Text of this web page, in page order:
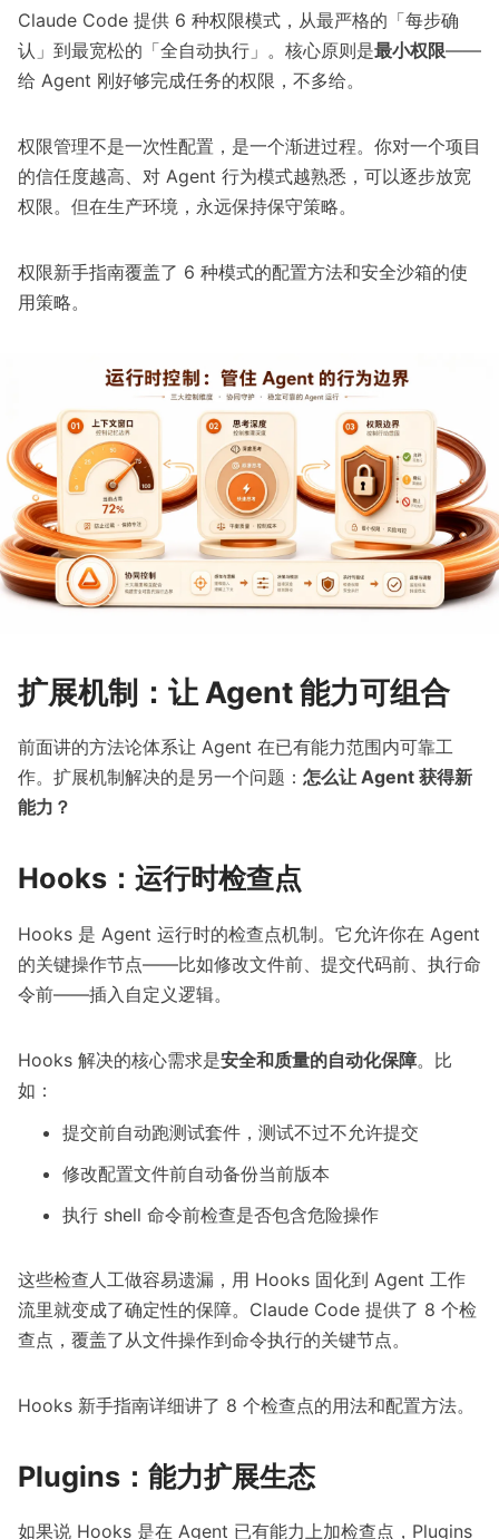
Claude Code 提供 6 种权限模式，从最严格的「每步确
认」到最宽松的「全自动执行」。核心原则是最小权限——
给 Agent 刚好够完成任务的权限，不多给。
权限管理不是一次性配置，是一个渐进过程。你对一个项目
的信任度越高、对 Agent 行为模式越熟悉，可以逐步放宽
权限。但在生产环境，永远保持保守策略。
权限新手指南覆盖了 6 种模式的配置方法和安全沙箱的使
用策略。
扩展机制：让 Agent 能力可组合
前面讲的方法论体系让 Agent 在已有能力范围内可靠工
作。扩展机制解决的是另一个问题： 怎么让 Agent 获得新
能力？
Hooks：运行时检查点
Hooks 是 Agent 运行时的检查点机制。它允许你在 Agent
的关键操作节点——比如修改文件前、提交代码前、执行命
令前——插入自定义逻辑。
Hooks 解决的核心需求是安全和质量的自动化保障。比
如：
提交前自动跑测试套件，测试不过不允许提交
修改配置文件前自动备份当前版本
执行 shell 命令前检查是否包含危险操作
这些检查人工做容易遗漏，用 Hooks 固化到 Agent 工作
流里就变成了确定性的保障。Claude Code 提供了 8 个检
查点，覆盖了从文件操作到命令执行的关键节点。
Hooks 新手指南详细讲了 8 个检查点的用法和配置方法。
Plugins：能力扩展生态
如果说 Hooks 是在 Agent 已有能力上加检查点，Plugins